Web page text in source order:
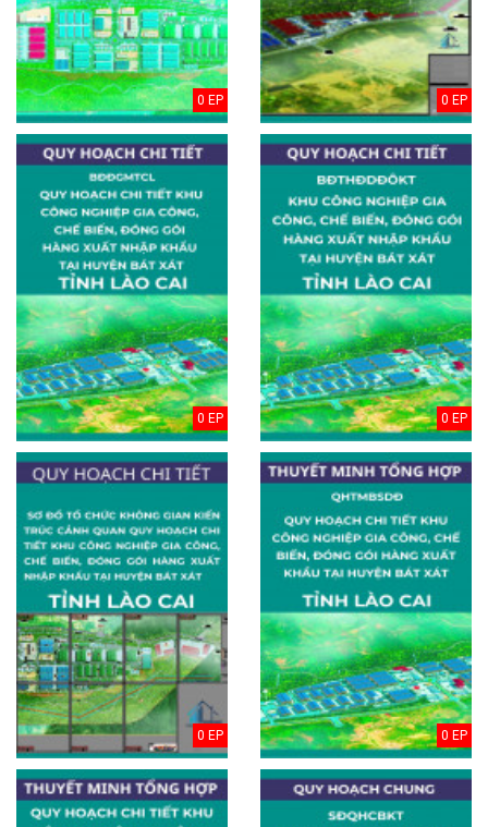
0 EP 0 EP
0 EP 0 EP
0 EP 0 EP